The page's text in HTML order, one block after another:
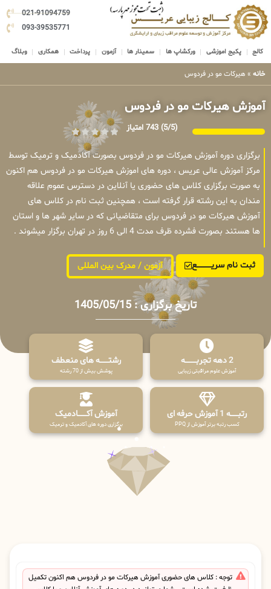
021-91094759
093-39535771
کالج پکیج اموزشی ورکشاپ ها سمینار ها آزمون پرداخت همکاری وبلاگ
خانه » هیرکات مو در فردوس
آموزش هیرکات مو در فردوس
(5/5) 743 امتیاز
برگزاری دوره آموزش هیرکات مو در فردوس بصورت آکادمیک و ترمیک توسط
مرکز آموزش عالی عریس ، دوره های اموزش هیرکات مو در فردوس هم اکنون
به صورت برگزاری کلاس های حضوری یا آنلاین در دسترس عموم علاقه
مندان به این رشته قرار گرفته است ، همچنین ثبت نام در کلاس های
آموزش هیرکات مو در فردوس برای متقاضیانی که در سایر شهر ها و استان
ها هستند بصورت فشرده ظرف مدت 4 الی 6 روز در تهران برگزار میشوند .
ثبت نام سریــــــــــــع آزمون / مدرک بین المللی
تاریخ برگزاری : 1405/05/15
2 دهه تجربـــــــــه
آموزش علوم مراقبتی زیبایی
رشتـــــــه های منعطف
پوشش بیش از 70 رشته
رتبــــــه 1 آموزش حرفه ای
کسب رتبه برتر آموزش از PPQ
آموزش آکـــــــادمیک
برگزاری دوره های آکادمیک و ترمیک
توجه : کلاس های حضوری آموزش هیرکات مو در فردوس هم اکنون تکمیل